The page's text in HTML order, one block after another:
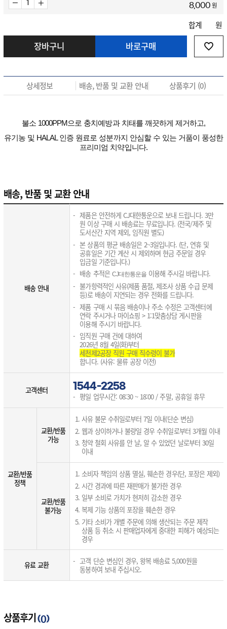
8,000 원
합계 원
장바구니 바로구매
상세정보 배송, 반품 및 교환 안내 상품후기 (0)
불소 1000PPM으로 충치예방과 치태를 깨끗하게 제거하고,
유기농 및 HALAL 인증 원료로 성분까지 안심할 수 있는 거품이 풍성한
프리미엄 치약입니다.
배송, 반품 및 교환 안내
배송 안내
제품은 안전하게 CJ대한통운으로 보내 드립니다. 3만
원 이상 구매 시 배송료는 무료입니다. (전국/제주 및
도서산간 지역 제외, 임직원 별도)
본 상품의 평균 배송일은 2~3일입니다. (단, 연휴 및
공휴일은 기간 계산 시 제외하며 현금 주문일 경우
입금일 기준입니다.)
배송 추적은 CJ대한통운을 이용해 주시길 바랍니다.
불가항력적인 사유(제품 품절, 제조사 상품 수급 문제
등)로 배송이 지연되는 경우 전화를 드립니다.
제품 구매 시 묶음 배송이나 주소 수정은 고객센터에
연락 주시거나 마이쇼핑 > 1:1맞춤상담 게시판을
이용해 주시기 바랍니다.
임직원 구매 건에 대하여
2026년 8월 4일(화)부터
세천제2공장 직원 구매 직수령이 불가​
합니다. (사유: 물류 공장 이전)
고객센터 1544-2258
평일 업무시간: 08:30 ~ 18:00 / 주말, 공휴일 휴무
교환/반품
정책
교환/반품
가능
사유 불문 수취일로부터 7일 이내(단순 변심)
웹과 상이하거나 불량일 경우 수취일로부터 3개월 이내
청약 철회 사유를 안 날, 알 수 있었던 날로부터 30일
이내
교환/반품
불가능
소비자 책임의 상품 멸실, 훼손한 경우(단, 포장은 제외)
시간 경과에 따른 재판매가 불가한 경우
일부 소비로 가치가 현저히 감소한 경우
복제 기능 상품의 포장을 훼손한 경우
기타 소비가 개별 주문에 의해 생산되는 주문 제작
상품 등 취소 시 판매업자에게 중대한 피해가 예상되는
경우
유료 교환
고객 단순 변심인 경우, 왕복 배송료 5,000원을
동봉하여 보내 주십시오.
상품후기(0)